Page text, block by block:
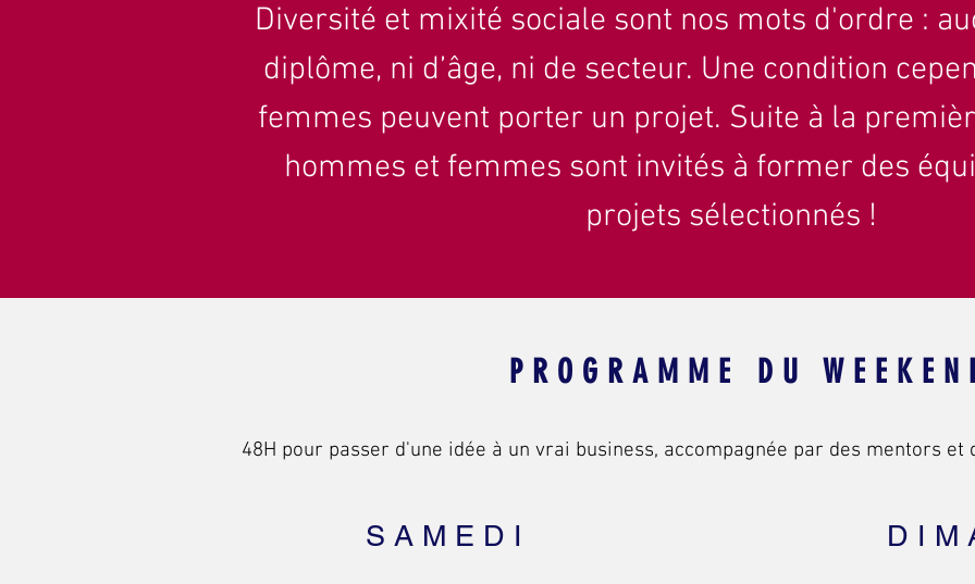
Diversité et mixité sociale sont nos mots d'ordre :
diplôme, ni d’âge, ni de secteur. Une condition
femmes peuvent porter un projet. Suite à la
hommes et femmes sont invités à former des
projets sélectionnés !
PROGRAMME DU
48H pour passer d'une idée à un vrai business, accompagnée par des mentors
SAMEDI